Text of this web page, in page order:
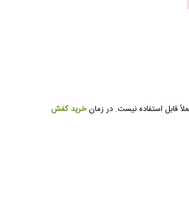
قابل استفاده نیست. در زمانخرید کفش